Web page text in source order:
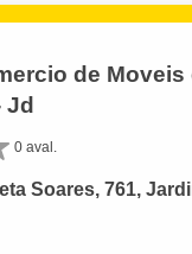
de Moveis
Jd
0 aval.
Soares, 761,